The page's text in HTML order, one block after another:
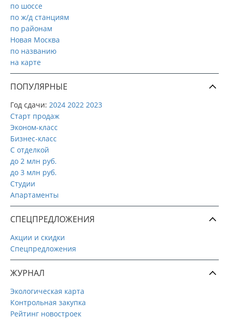
по шоссе
по ж/д станциям
по районам
Новая Москва
по названию
на карте
ПОПУЛЯРНЫЕ
Год сдачи: 2024 2022 2023
Старт продаж
Эконом-класс
Бизнес-класс
С отделкой
до 2 млн руб.
до 3 млн руб.
Студии
Апартаменты
СПЕЦПРЕДЛОЖЕНИЯ
Акции и скидки
Спецпредложения
ЖУРНАЛ
Экологическая карта
Контрольная закупка
Рейтинг новостроек